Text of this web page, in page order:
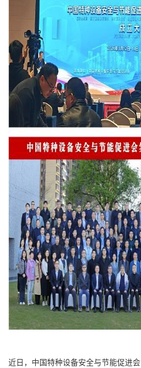
近日 ，中国特种设备安全与节能促进